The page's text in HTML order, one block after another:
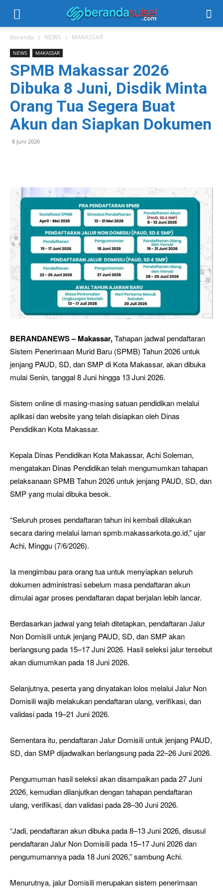
Beranda NEWS MAKASSAR
NEWS MAKASSAR
SPMB Makassar 2026
Dibuka 8 Juni, Disdik Minta
Orang Tua Segera Buat
Akun dan Siapkan Dokumen
8 Juni 2026
BERANDANEWS – Makassar,Tahapan jadwal pendaftaran
Sistem Penerimaan Murid Baru (SPMB) Tahun 2026 untuk
jenjang PAUD, SD, dan SMP di Kota Makassar, akan dibuka
mulai Senin, tanggal 8 Juni hingga 13 Juni 2026.
Sistem online di masing-masing satuan pendidikan melalui
aplikasi dan website yang telah disiapkan oleh Dinas
Pendidikan Kota Makassar.
Kepala Dinas Pendidikan Kota Makassar, Achi Soleman,
mengatakan Dinas Pendidikan telah mengumumkan tahapan
pelaksanaan SPMB Tahun 2026 untuk jenjang PAUD, SD, dan
SMP yang mulai dibuka besok.
“Seluruh proses pendaftaran tahun ini kembali dilakukan
secara daring melalui laman spmb.makassarkota.go.id,” ujar
Achi, Minggu (7/6/2026).
Ia mengimbau para orang tua untuk menyiapkan seluruh
dokumen administrasi sebelum masa pendaftaran akun
dimulai agar proses pendaftaran dapat berjalan lebih lancar.
Berdasarkan jadwal yang telah ditetapkan, pendaftaran Jalur
Non Domisili untuk jenjang PAUD, SD, dan SMP akan
berlangsung pada 15–17 Juni 2026. Hasil seleksi jalur tersebut
akan diumumkan pada 18 Juni 2026.
Selanjutnya, peserta yang dinyatakan lolos melalui Jalur Non
Domisili wajib melakukan pendaftaran ulang, verifikasi, dan
validasi pada 19–21 Juni 2026.
Sementara itu, pendaftaran Jalur Domisili untuk jenjang PAUD,
SD, dan SMP dijadwalkan berlangsung pada 22–26 Juni 2026.
Pengumuman hasil seleksi akan disampaikan pada 27 Juni
2026, kemudian dilanjutkan dengan tahapan pendaftaran
ulang, verifikasi, dan validasi pada 28–30 Juni 2026.
“Jadi, pendaftaran akun dibuka pada 8–13 Juni 2026, disusul
pendaftaran Jalur Non Domisili pada 15–17 Juni 2026 dan
pengumumannya pada 18 Juni 2026,” sambung Achi.
Menurutnya, jalur Domisili merupakan sistem penerimaan